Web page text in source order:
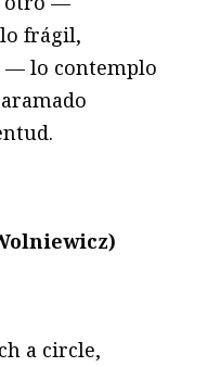
frágil,
— lo contemplo
a circle,